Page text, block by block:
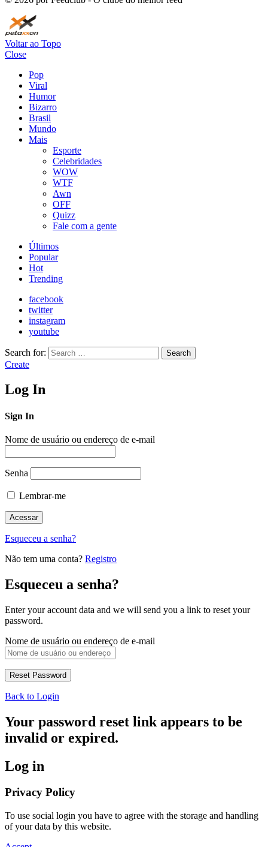
Voltar ao Topo
Close
Pop
Viral
Humor
Bizarro
Brasil
Mundo
Mais
Esporte
Celebridades
WOW
WTF
Awn
OFF
Quizz
Fale com a gente
Últimos
Popular
Hot
Trending
facebook
twitter
instagram
youtube
Search for: Search
Create
Log In
Sign In
Nome de usuário ou endereço de e-mail
Senha
Lembrar-me
Esqueceu a senha?
Não tem uma conta? Registro
Esqueceu a senha?
Enter your account data and we will send you a link to reset your
password.
Nome de usuário ou endereço de e-mail
Back to Login
Your password reset link appears to be
invalid or expired.
Log in
Privacy Policy
To use social login you have to agree with the storage and handling
of your data by this website.